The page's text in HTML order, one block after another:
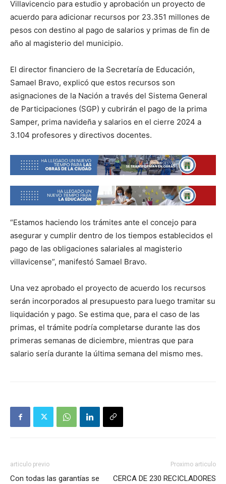
Villavicencio para estudio y aprobación un proyecto de
acuerdo para adicionar recursos por 23.351 millones de
pesos con destino al pago de salarios y primas de fin de
año al magisterio del municipio.
El director financiero de la Secretaría de Educación,
Samael Bravo, explicó que estos recursos son
asignaciones de la Nación a través del Sistema General
de Participaciones (SGP) y cubrirán el pago de la prima
Samper, prima navideña y salarios en el cierre 2024 a
3.104 profesores y directivos docentes.
“Estamos haciendo los trámites ante el concejo para
asegurar y cumplir dentro de los tiempos establecidos el
pago de las obligaciones salariales al magisterio
villavicense”, manifestó Samael Bravo.
Una vez aprobado el proyecto de acuerdo los recursos
serán incorporados al presupuesto para luego tramitar su
liquidación y pago. Se estima que, para el caso de las
primas, el trámite podría completarse durante las dos
primeras semanas de diciembre, mientras que para
salario sería durante la última semana del mismo mes.
articulo previo
Con todas las garantías se
Proximo articulo
CERCA DE 230 RECICLADORES